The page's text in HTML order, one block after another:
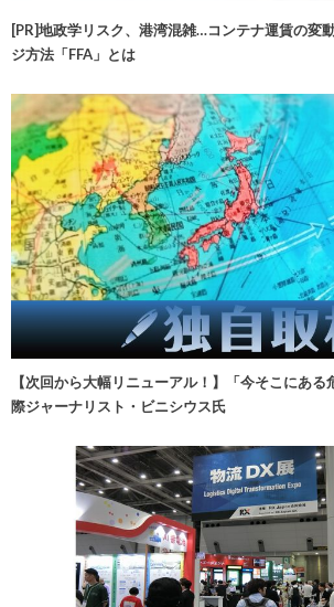
[PR]地政学リスク、港湾混雑…コンテナ運賃の変
ジ方法「FFA」とは
【次回から大幅リニューアル！】「今そこにあ
際ジャーナリスト・ビニシウス氏